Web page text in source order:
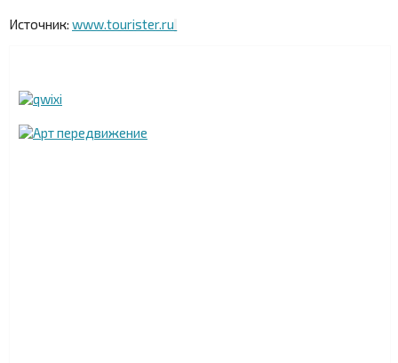
Источник: www.tourister.ru